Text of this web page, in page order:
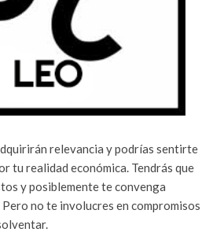
relevancia y podrías sentirte
tu realidad económica. Tendrás que
y posiblemente te convenga
no te involucres en compromisos